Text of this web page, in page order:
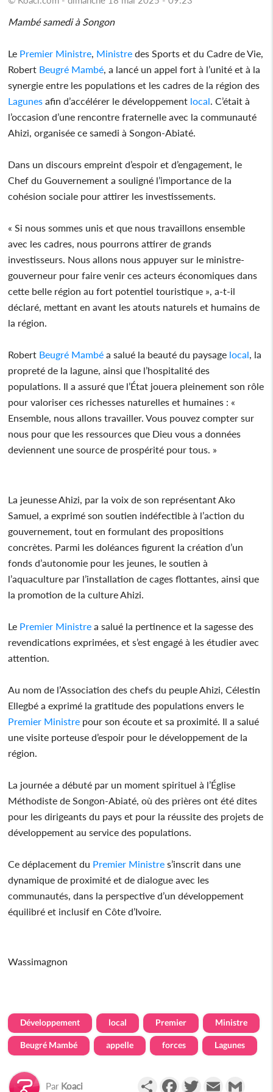
Mambé samedi à Songon
Le Premier Ministre Ministre des Sports et du Cadre de Vie,
Robert Beugré Mambé , a lancé un appel fort à l’unité et à la
synergie entre les populations et les cadres de la région des
Lagunes afin d’accélérer le développement local . C’était à
l’occasion d’une rencontre fraternelle avec la communauté
Ahizi, organisée ce samedi à Songon-Abiaté.
Dans un discours empreint d’espoir et d’engagement, le
Chef du Gouvernement a souligné l’importance de la
cohésion sociale pour attirer les investissements.
« Si nous sommes unis et que nous travaillons ensemble
avec les cadres, nous pourrons attirer de grands
investisseurs. Nous allons nous appuyer sur le ministre-
gouverneur pour faire venir ces acteurs économiques dans
cette belle région au fort potentiel touristique », a-t-il
déclaré, mettant en avant les atouts naturels et humains de
la région.
Robert Beugré Mambé a salué la beauté du paysage local , la
propreté de la lagune, ainsi que l’hospitalité des
populations. Il a assuré que l’État jouera pleinement son rôle
pour valoriser ces richesses naturelles et humaines : «
Ensemble, nous allons travailler. Vous pouvez compter sur
nous pour que les ressources que Dieu vous a données
deviennent une source de prospérité pour tous. »
La jeunesse Ahizi, par la voix de son représentant Ako
Samuel, a exprimé son soutien indéfectible à l’action du
gouvernement, tout en formulant des propositions
concrètes. Parmi les doléances figurent la création d’un
fonds d’autonomie pour les jeunes, le soutien à
l’aquaculture par l’installation de cages flottantes, ainsi que
la promotion de la culture Ahizi.
Le Premier Ministre a salué la pertinence et la sagesse des
revendications exprimées, et s’est engagé à les étudier avec
attention.
Au nom de l’Association des chefs du peuple Ahizi, Célestin
Ellegbé a exprimé la gratitude des populations envers le
Premier Ministre pour son écoute et sa proximité. Il a salué
une visite porteuse d’espoir pour le développement de la
région.
La journée a débuté par un moment spirituel à l’Église
Méthodiste de Songon-Abiaté, où des prières ont été dites
pour les dirigeants du pays et pour la réussite des projets de
développement au service des populations.
Ce déplacement du Premier Ministre s’inscrit dans une
dynamique de proximité et de dialogue avec les
communautés, dans la perspective d’un développement
équilibré et inclusif en Côte d’Ivoire.
Wassimagnon
Développement local Premier Ministre
Beugré Mambé appelle forces Lagunes
Par Koaci PartagerFacebookTwitterEmail